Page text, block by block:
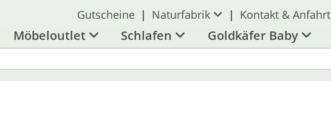
Gutscheine | Naturfabrik | Kontakt & Anfahrt
Möbeloutlet Schlafen Goldkäfer Baby